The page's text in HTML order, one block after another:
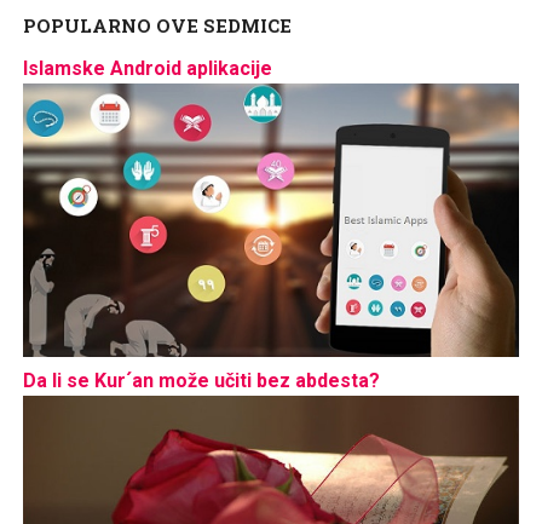
POPULARNO OVE SEDMICE
Islamske Android aplikacije
Da li se Kur´an može učiti bez abdesta?